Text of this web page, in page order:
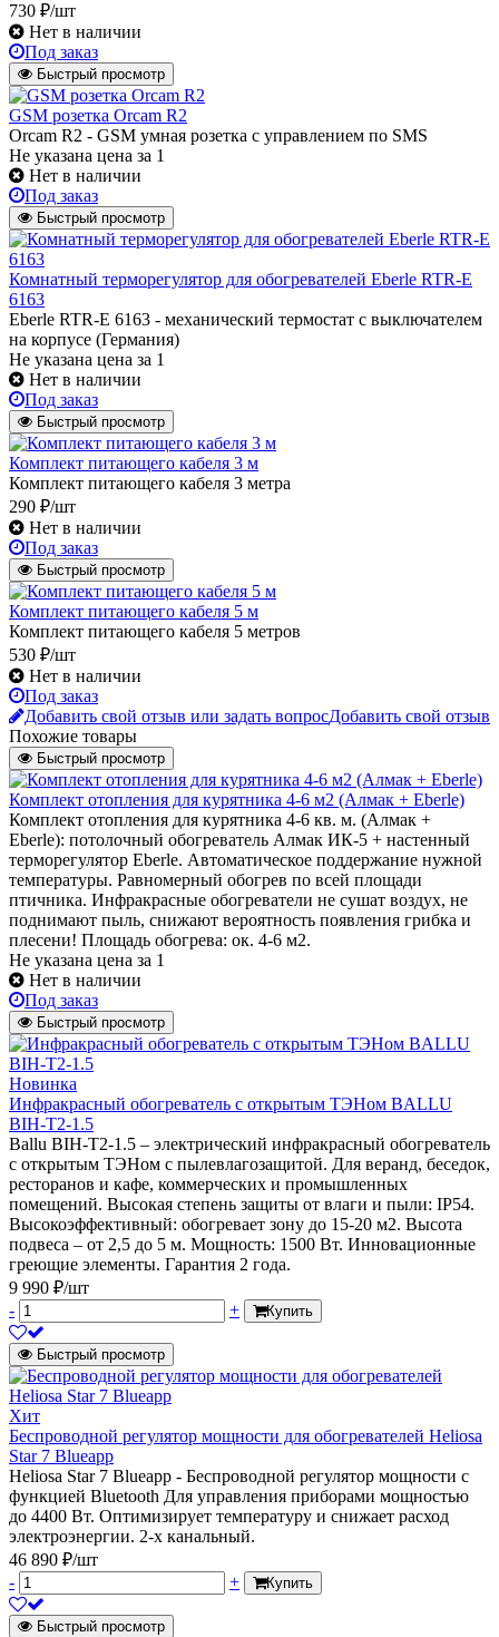
730 ₽/шт
Нет в наличии
Под заказ
Быстрый просмотр
GSM розетка Orcam R2
Orcam R2 - GSM умная розетка с управлением по SMS
Не указана цена за 1
Нет в наличии
Под заказ
Быстрый просмотр
Комнатный терморегулятор для обогревателей Eberle RTR-E
6163
Eberle RTR-E 6163 - механический термостат с выключателем
на корпусе (Германия)
Не указана цена за 1
Нет в наличии
Под заказ
Быстрый просмотр
Комплект питающего кабеля 3 м
Комплект питающего кабеля 3 метра
290 ₽/шт
Нет в наличии
Под заказ
Быстрый просмотр
Комплект питающего кабеля 5 м
Комплект питающего кабеля 5 метров
530 ₽/шт
Нет в наличии
Под заказ
Добавить свой отзыв или задать вопросДобавить свой отзыв
Похожие товары
Быстрый просмотр
Комплект отопления для курятника 4-6 м2 (Алмак + Eberle)
Комплект отопления для курятника 4-6 кв. м. (Алмак +
Eberle): потолочный обогреватель Алмак ИК-5 + настенный
терморегулятор Eberle. Автоматическое поддержание нужной
температуры. Равномерный обогрев по всей площади
птичника. Инфракрасные обогреватели не сушат воздух, не
поднимают пыль, снижают вероятность появления грибка и
плесени! Площадь обогрева: ок. 4-6 м2.
Не указана цена за 1
Нет в наличии
Под заказ
Быстрый просмотр
Новинка
Инфракрасный обогреватель с открытым ТЭНом BALLU
BIH-T2-1.5
Ballu BIH-T2-1.5 – электрический инфракрасный обогреватель
с открытым ТЭНом с пылевлагозащитой. Для веранд, беседок,
ресторанов и кафе, коммерческих и промышленных
помещений. Высокая степень защиты от влаги и пыли: IP54.
Высокоэффективный: обогревает зону до 15-20 м2. Высота
подвеса – от 2,5 до 5 м. Мощность: 1500 Вт. Инновационные
греющие элементы. Гарантия 2 года.
9 990 ₽/шт
-
+ Купить
Быстрый просмотр
Хит
Беспроводной регулятор мощности для обогревателей Heliosa
Star 7 Blueapp
Heliosa Star 7 Blueapp - Беспроводной регулятор мощности с
функцией Bluetooth Для управления приборами мощностью
до 4400 Вт. Оптимизирует температуру и снижает расход
электроэнергии. 2-х канальный.
46 890 ₽/шт
-
+ Купить
Быстрый просмотр